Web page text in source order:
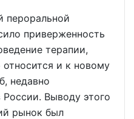
пероральной
приверженность
терапии,
и к новому
недавно
Выводу этого
рынок был